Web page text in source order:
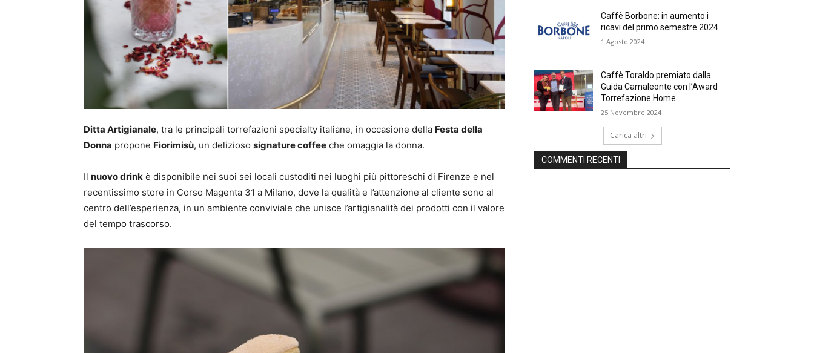
Ditta Artigianale, tra le principali torrefazioni specialty italiane, in occasione della Festa della
Donna propone Fiorimisù, un delizioso signature coffee che omaggia la donna.
Il nuovo drink è disponibile nei suoi sei locali custoditi nei luoghi più pittoreschi di Firenze e nel
recentissimo store in Corso Magenta 31 a Milano, dove la qualità e l’attenzione al cliente sono al
centro dell’esperienza, in un ambiente conviviale che unisce l’artigianalità dei prodotti con il valore
del tempo trascorso.
Caffè Borbone: in aumento i
ricavi del primo semestre 2024
1 Agosto 2024
Caffè Toraldo premiato dalla
Guida Camaleonte con l’Award
Torrefazione Home
25 Novembre 2024
Carica altri
COMMENTI RECENTI